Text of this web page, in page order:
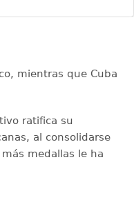
mientras que Cuba
ratifica su
al consolidarse
medallas le ha